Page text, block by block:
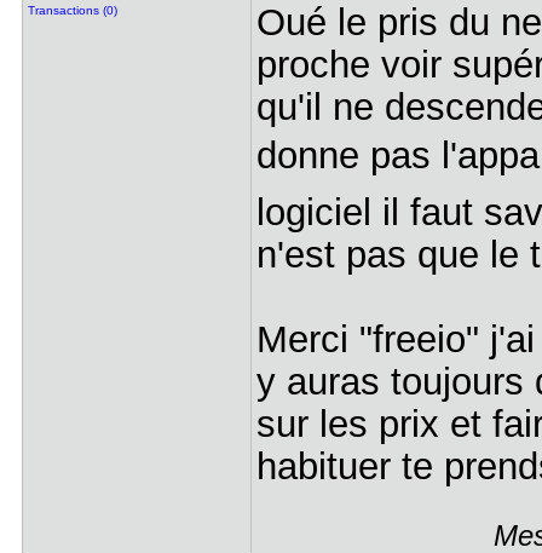
Transactions (0)
Oué le pris du
proche voir
qu'il ne
donne pas
logiciel il faut
n'est pas que
Merci "freeio"
y auras toujours
sur les prix et
habituer te